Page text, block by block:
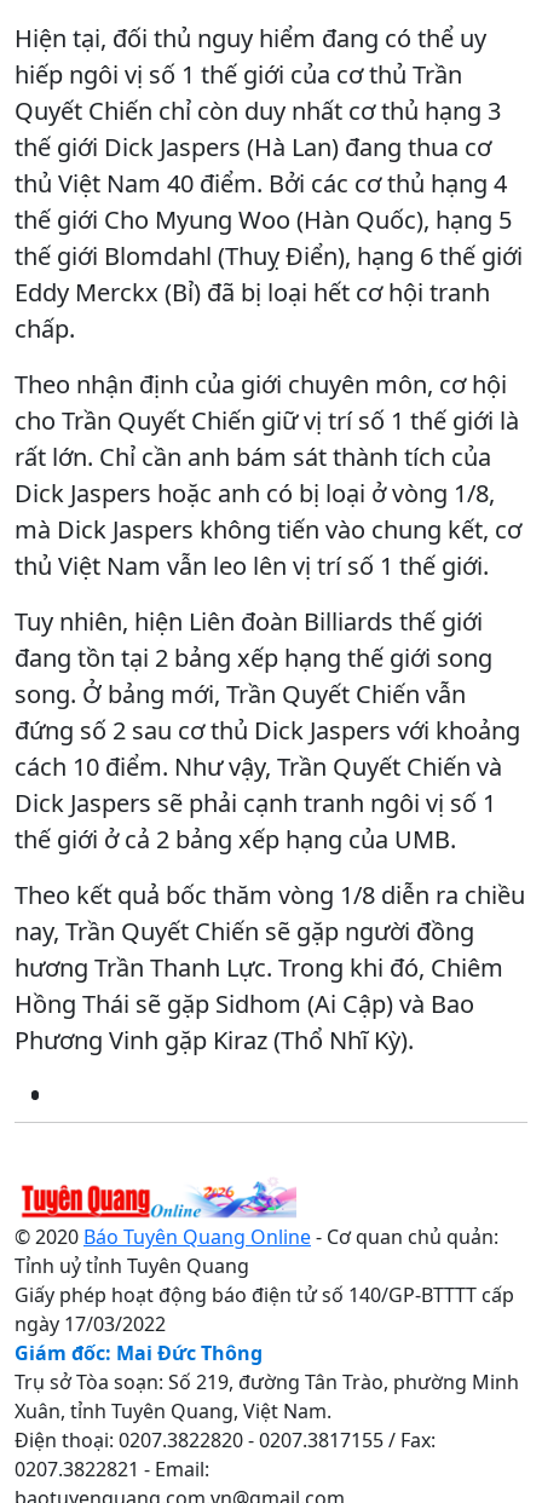
Hiện tại, đối thủ nguy hiểm đang có thể uy
hiếp ngôi vị số 1 thế giới của cơ thủ Trần
Quyết Chiến chỉ còn duy nhất cơ thủ hạng 3
thế giới Dick Jaspers (Hà Lan) đang thua cơ
thủ Việt Nam 40 điểm. Bởi các cơ thủ hạng 4
thế giới Cho Myung Woo (Hàn Quốc), hạng 5
thế giới Blomdahl (Thuỵ Điển), hạng 6 thế giới
Eddy Merckx (Bỉ) đã bị loại hết cơ hội tranh
chấp.
Theo nhận định của giới chuyên môn, cơ hội
cho Trần Quyết Chiến giữ vị trí số 1 thế giới là
rất lớn. Chỉ cần anh bám sát thành tích của
Dick Jaspers hoặc anh có bị loại ở vòng 1/8,
mà Dick Jaspers không tiến vào chung kết, cơ
thủ Việt Nam vẫn leo lên vị trí số 1 thế giới.
Tuy nhiên, hiện Liên đoàn Billiards thế giới
đang tồn tại 2 bảng xếp hạng thế giới song
song. Ở bảng mới, Trần Quyết Chiến vẫn
đứng số 2 sau cơ thủ Dick Jaspers với khoảng
cách 10 điểm. Như vậy, Trần Quyết Chiến và
Dick Jaspers sẽ phải cạnh tranh ngôi vị số 1
thế giới ở cả 2 bảng xếp hạng của UMB.
Theo kết quả bốc thăm vòng 1/8 diễn ra chiều
nay, Trần Quyết Chiến sẽ gặp người đồng
hương Trần Thanh Lực. Trong khi đó, Chiêm
Hồng Thái sẽ gặp Sidhom (Ai Cập) và Bao
Phương Vinh gặp Kiraz (Thổ Nhĩ Kỳ).
© 2020 Báo Tuyên Quang Online- Cơ quan chủ quản:
Tỉnh uỷ tỉnh Tuyên Quang
Giấy phép hoạt động báo điện tử số 140/GP-BTTTT cấp
ngày 17/03/2022
Giám đốc: Mai Đức Thông
Trụ sở Tòa soạn: Số 219, đường Tân Trào, phường Minh
Xuân, tỉnh Tuyên Quang, Việt Nam.
Điện thoại: 0207.3822820 - 0207.3817155 / Fax:
0207.3822821 - Email: